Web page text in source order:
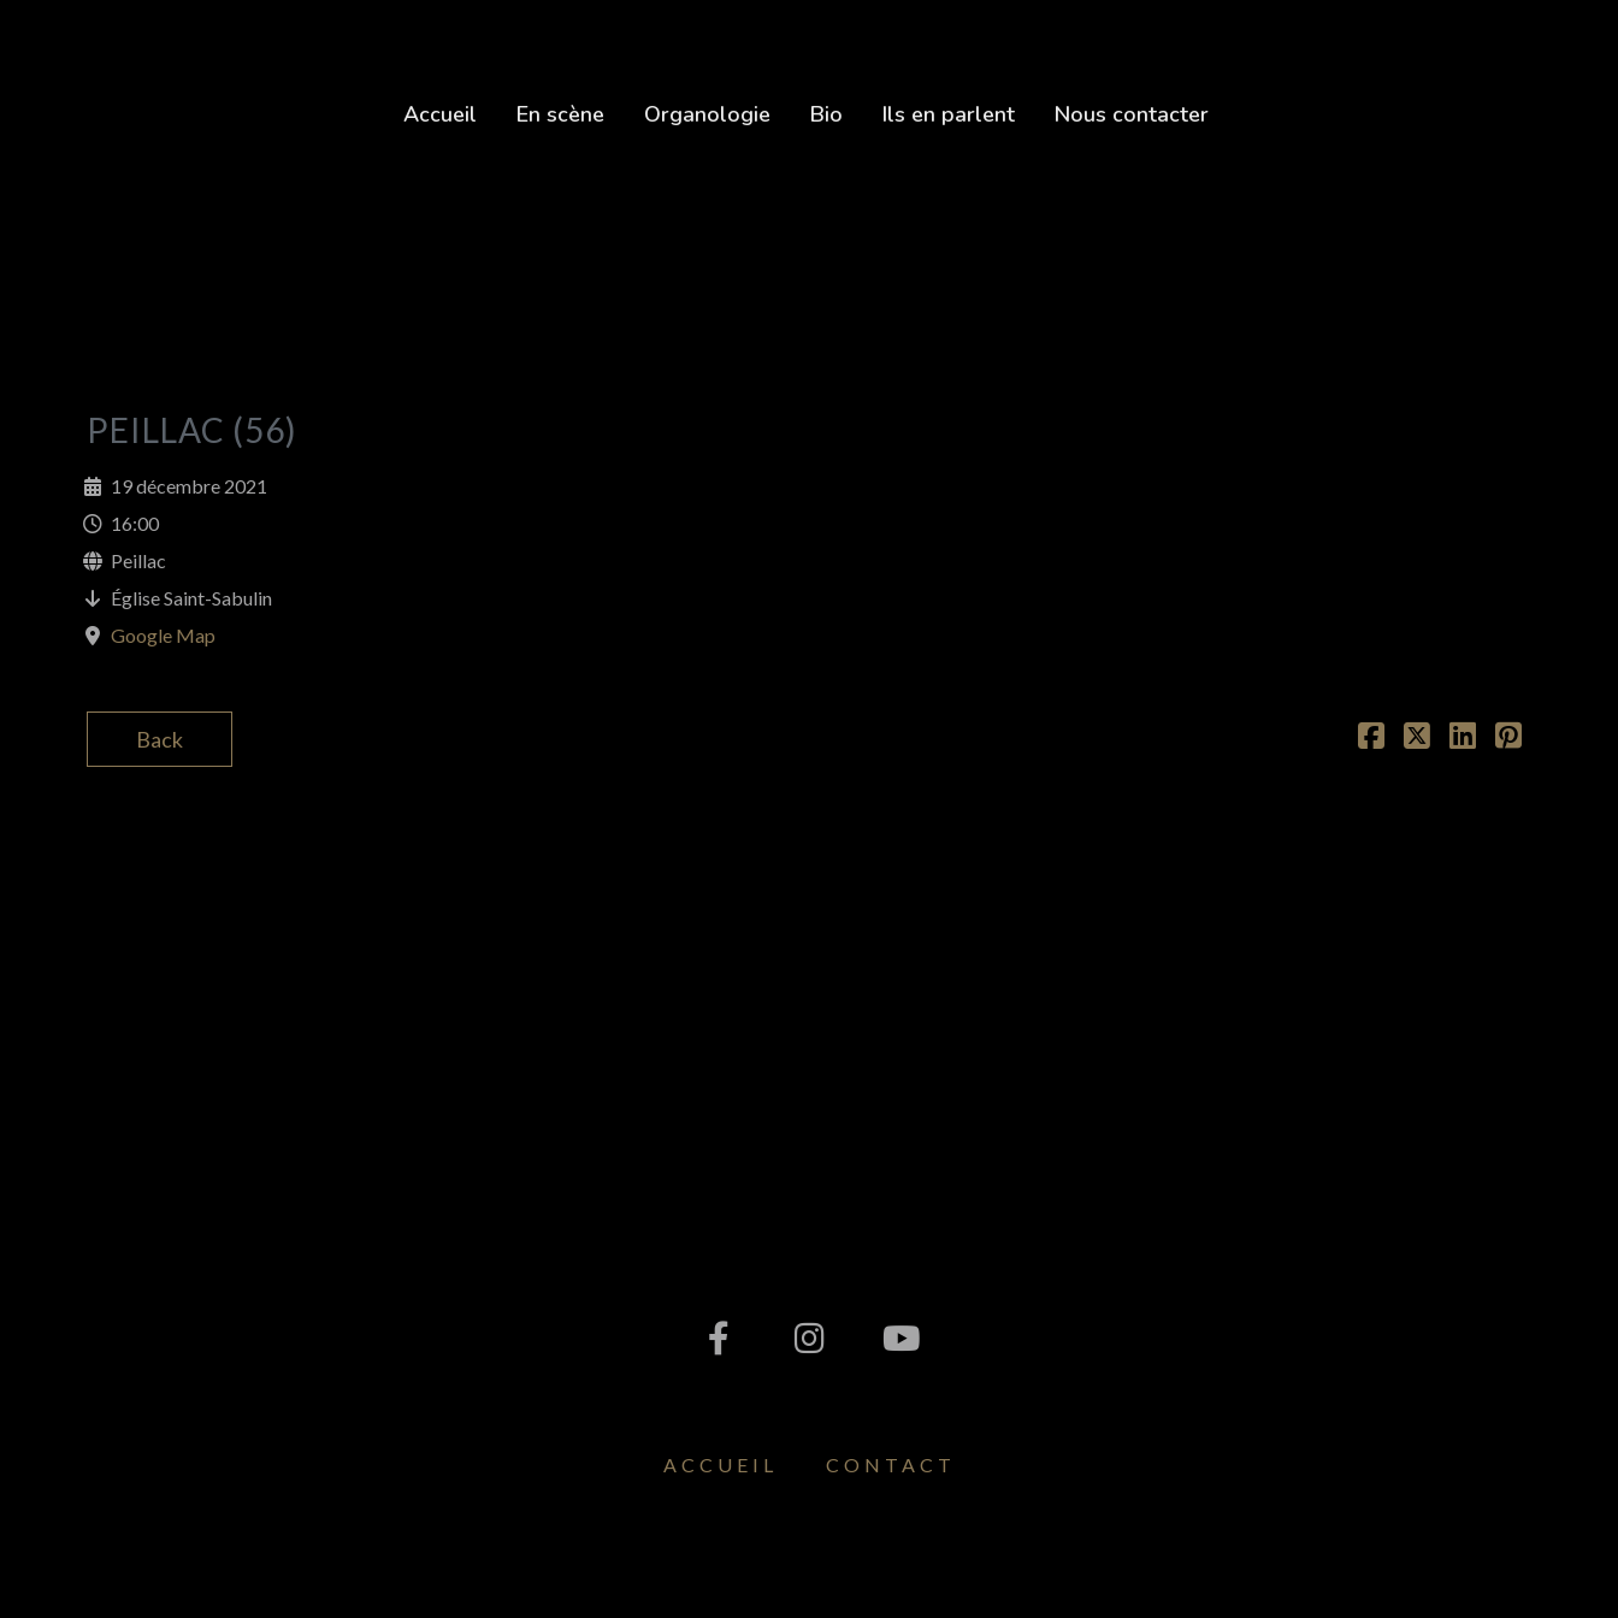
Accueil En scène Organologie Bio Ils en parlent Nous contacter
PEILLAC (56)
19 décembre 2021
16:00
Peillac
Église Saint-Sabulin
Google Map
Back
ACCUEIL CONTACT